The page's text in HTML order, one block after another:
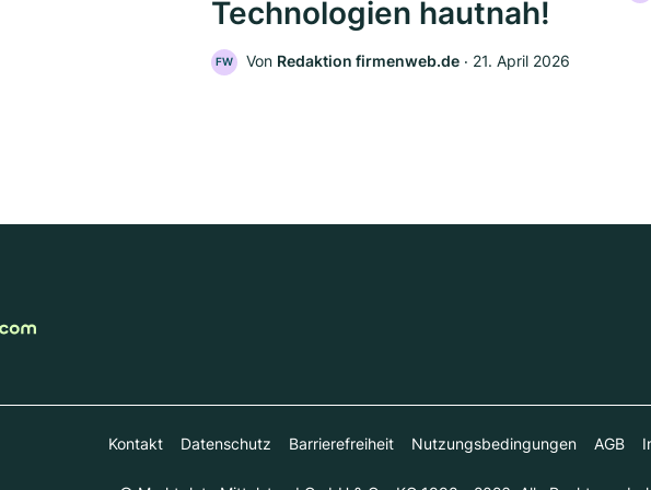
Technologien hautnah!
FW Von Redaktion firmenweb.de ‧ 21. April 2026
Kontakt Datenschutz Barrierefreiheit Nutzungsbedingungen AGB